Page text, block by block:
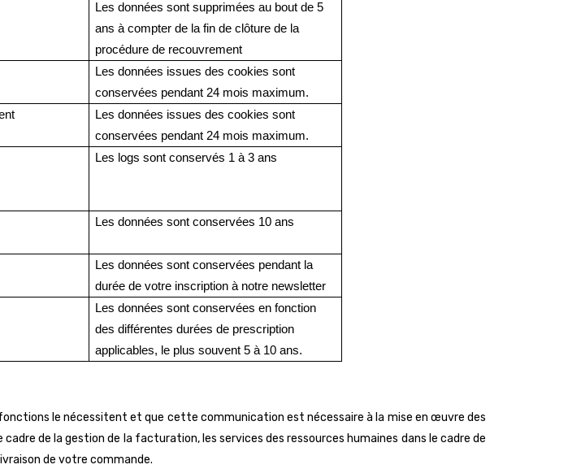
Les données sont supprimées au bout de 5
ans à compter de la fin de clôture de la
procédure de recouvrement
Les données issues des cookies sont
conservées pendant 24 mois maximum.
Les données issues des cookies sont
conservées pendant 24 mois maximum.
Les logs sont conservés 1 à 3 ans
Les données sont conservées 10 ans
Les données sont conservées pendant la
durée de votre inscription à notre newsletter
Les données sont conservées en fonction
des différentes durées de prescription
applicables, le plus souvent 5 à 10 ans.
le nécessitent et que cette communication est nécessaire à la mise en œuvre des
de la gestion de la facturation, les services des ressources humaines dans le cadre de
de votre commande.